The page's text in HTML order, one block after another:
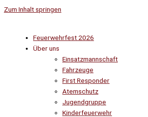
Zum Inhalt springen
Feuerwehrfest 2026
Über uns
Einsatzmannschaft
Fahrzeuge
First Responder
Atemschutz
Jugendgruppe
Kinderfeuerwehr